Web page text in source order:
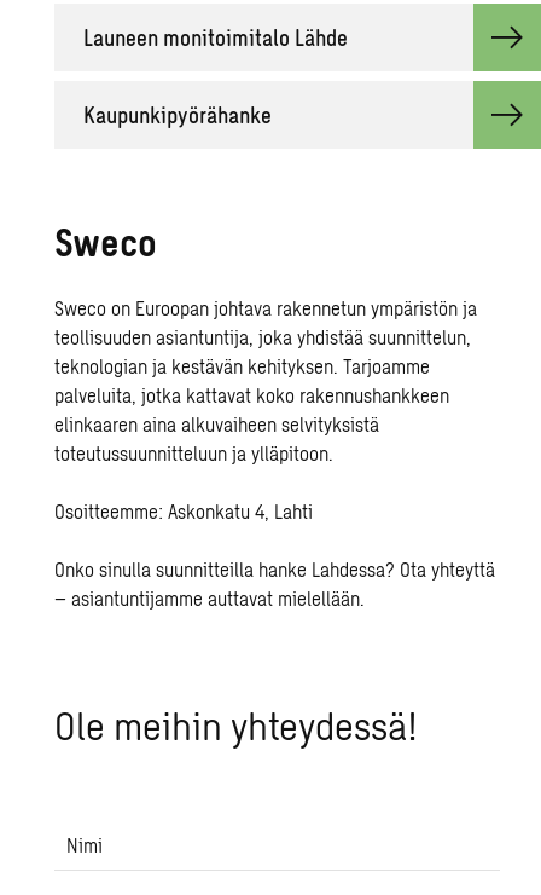
Lau­neen mo­ni­toi­mi­ta­lo Lähde
Kau­pun­ki­pyö­rä­han­ke
Sweco
Sweco on Euroopan johtava rakennetun ympäristön ja
teollisuuden asiantuntija, joka yhdistää suunnittelun,
teknologian ja kestävän kehityksen. Tarjoamme
palveluita, jotka kattavat koko rakennushankkeen
elinkaaren aina alkuvaiheen selvityksistä
toteutussuunnitteluun ja ylläpitoon.
Osoitteemme: Askonkatu 4, Lahti
Onko sinulla suunnitteilla hanke Lahdessa? Ota yhteyttä
– asiantuntijamme auttavat mielellään.
Ole mei­hin yh­tey­des­sä!
Nimi